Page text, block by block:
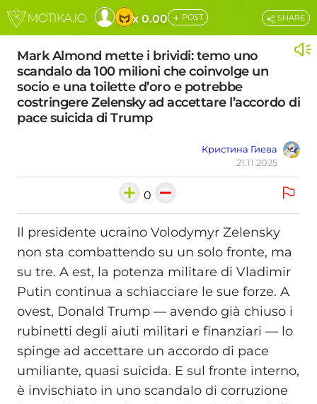
x 0.00 + POST
Mark Almond mette i brividi: temo uno
scandalo da 100 milioni che coinvolge un
socio e una toilette d’oro e potrebbe
costringere Zelensky ad accettare l’accordo di
pace suicida di Trump
Кристина Гиева
21.11.2025
SHARE
0
Il presidente ucraino Volodymyr Zelensky
non sta combattendo su un solo fronte, ma
su tre. A est, la potenza militare di Vladimir
Putin continua a schiacciare le sue forze. A
ovest, Donald Trump — avendo già chiuso i
rubinetti degli aiuti militari e finanziari — lo
spinge ad accettare un accordo di pace
umiliante, quasi suicida. E sul fronte interno,
è invischiato in uno scandalo di corruzione